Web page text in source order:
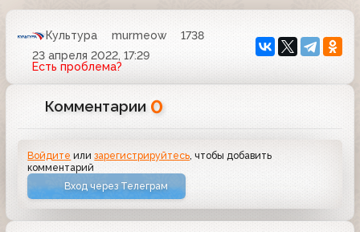
Культура murmeow
1738
23 апреля 2022, 17:29
Есть проблема?
Комментарии 0
Войдите илизарегистрируйтесь , чтобы добавить
комментарий
Вход через Телеграм